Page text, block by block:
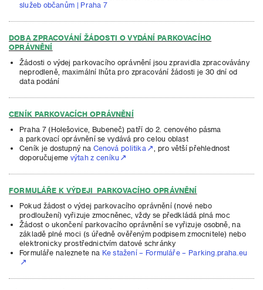
služeb občanům | Praha 7
DOBA ZPRACOVÁNÍ ŽÁDOSTI O VYDÁNÍ PARKOVACÍHO
OPRÁVNĚNÍ
Žádosti o výdej parkovacího oprávnění jsou zpravidla zpracovávány
neprodleně, maximální lhůta pro zpracování žádosti je 30 dní od
data podání
CENÍK PARKOVACÍCH OPRÁVNĚNÍ
Praha 7 (Holešovice, Bubeneč) patří do 2. cenového pásma
a parkovací oprávnění se vydává pro celou oblast
Ceník je dostupný na Cenová politika
, pro větší přehlednost
doporučujeme výtah z ceníku
FORMULÁŘE K VÝDEJI PARKOVACÍHO OPRÁVNĚNÍ
Pokud žádost o výdej parkovacího oprávnění (nové nebo
prodloužení) vyřizuje zmocněnec, vždy se předkládá plná moc
Žádost o ukončení parkovacího oprávnění se vyřizuje osobně, na
základě plné moci (s úředně ověřeným podpisem zmocnitele) nebo
elektronicky prostřednictvím datové schránky
Formuláře naleznete na Ke stažení – Formuláře – Parking.praha.eu